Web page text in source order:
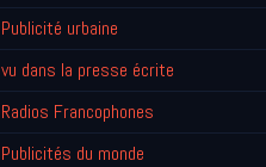
Publicité urbaine
vu dans la presse écrite
Radios Francophones
Publicités du monde